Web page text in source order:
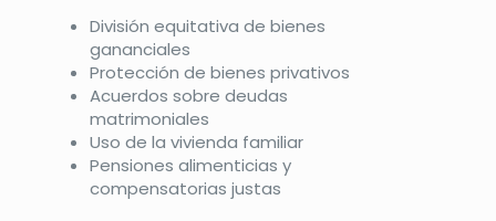
División equitativa de bienes
gananciales
Protección de bienes privativos
Acuerdos sobre deudas
matrimoniales
Uso de la vivienda familiar
Pensiones alimenticias y
compensatorias justas